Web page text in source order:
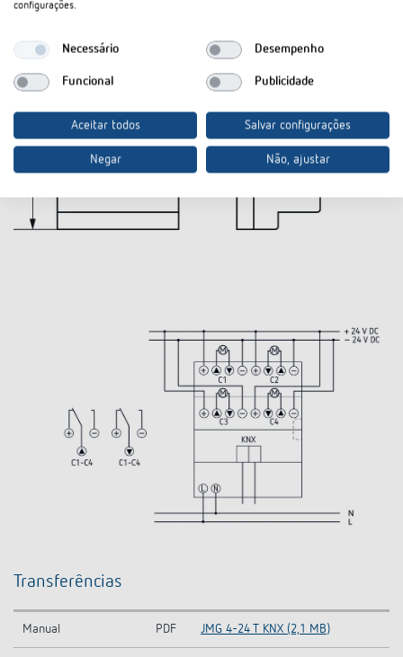
Transferências
Manual PDF JMG 4-24 T KNX (2,1 MB)
configurações.
Necessário Desempenho
Funcional Publicidade
Aceitar todos Salvar configurações
Negar Não, ajustar